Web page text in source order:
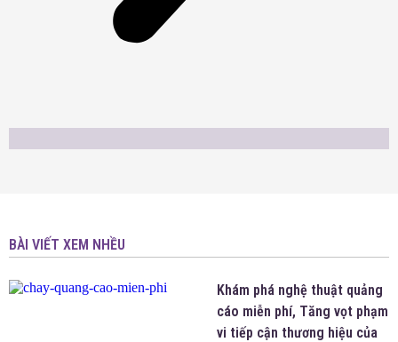
BÀI VIẾT XEM NHỀU
Khám phá nghệ thuật quảng
cáo miễn phí, Tăng vọt phạm
vi tiếp cận thương hiệu của